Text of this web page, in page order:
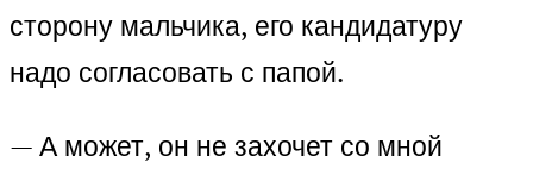
сторону мальчика, его кандидатуру
надо согласовать с папой.
— А может, он не захочет со мной